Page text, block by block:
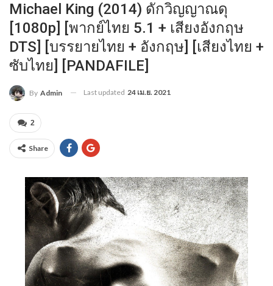
Michael King (2014) ดักวิญญาณดุ
[1080p] [พากย์ไทย 5.1 + เสียงอังกฤษ
DTS] [บรรยายไทย + อังกฤษ] [เสียงไทย +
ซับไทย] [PANDAFILE]
By Admin Last updated 24 เม.ย. 2021
2
Share